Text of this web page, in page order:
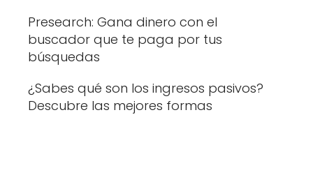
Presearch: Gana dinero con el
buscador que te paga por tus
búsquedas
¿Sabes qué son los ingresos pasivos?
Descubre las mejores formas